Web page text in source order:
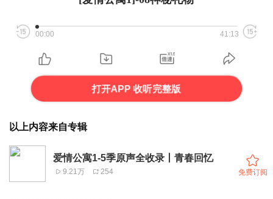
00:00 41:13
打开APP 收听完整版
以上内容来自专辑
爱情公寓1-5季原声全收录丨青春回忆
9.21万 254 免费订阅